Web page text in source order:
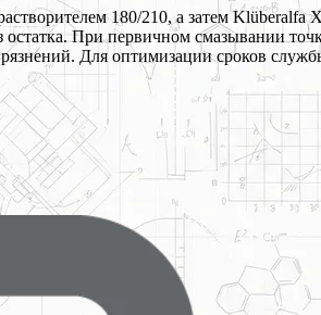
180/210, а затем Klüberalfa
остатка. При первичном смазывании
Для оптимизации сроков